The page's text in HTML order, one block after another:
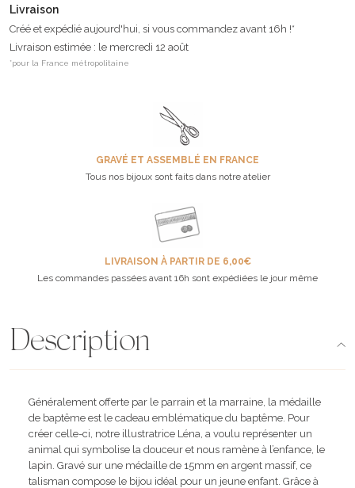
Livraison
Créé et expédié aujourd'hui, si vous commandez avant 16h !*
Livraison estimée : le mercredi 12 août
*pour la France métropolitaine
GRAVÉ ET ASSEMBLÉ EN FRANCE
Tous nos bijoux sont faits dans notre atelier
LIVRAISON À PARTIR DE 6,00€
Les commandes passées avant 16h sont expédiées le jour même
Description
Généralement offerte par le parrain et la marraine, la médaille
de baptême est le cadeau emblématique du baptême. Pour
créer celle-ci, notre illustratrice Léna, a voulu représenter un
animal qui symbolise la douceur et nous ramène à l’enfance, le
lapin. Gravé sur une médaille de 15mm en argent massif, ce
talisman compose le bijou idéal pour un jeune enfant. Grâce à